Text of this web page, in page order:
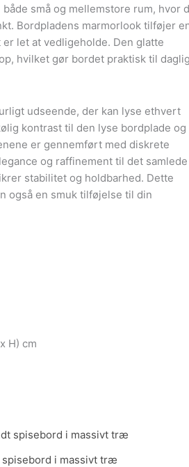
små og mellemstore rum, hvor
Bordpladens marmorlook tilføjer
let at vedligeholde. Den glatte
hvilket gør bordet praktisk til daglig
udseende, der kan lyse ethvert
kontrast til den lyse bordplade og
er gennemført med diskrete
og raffinement til det samlede
stabilitet og holdbarhed. Dette
også en smuk tilføjelse til din
H) cm
i massivt træ